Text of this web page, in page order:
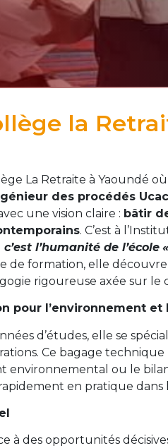
la
La Retraite à Yaoundé
des procédés
une vision claire : bâtir
. C’est à
l’humanité de l’école «
de formation, elle
rigoureuse axée sur le
pour l’environnement
d’études, elle se
Ce bagage
environnemental ou le
en pratique dans
à des opportunités